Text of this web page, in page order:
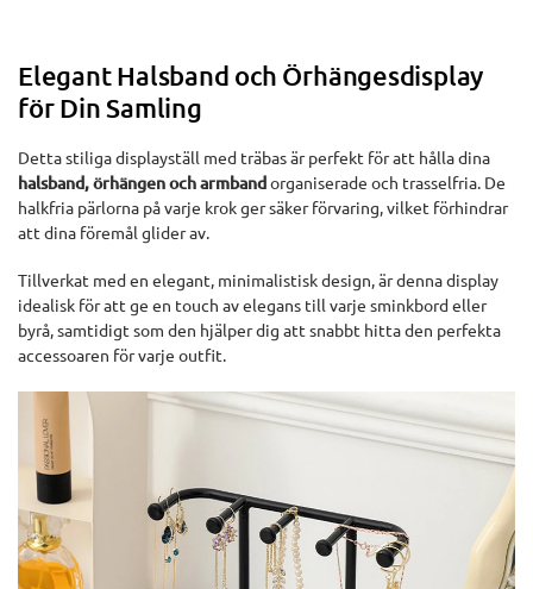
Elegant Halsband och Örhängesdisplay
för Din Samling
Detta stiliga displayställ med träbas är perfekt för att hålla dina
halsband, örhängen och armbandorganiserade och trasselfria. De
halkfria pärlorna på varje krok ger säker förvaring, vilket förhindrar
att dina föremål glider av.
Tillverkat med en elegant, minimalistisk design, är denna display
idealisk för att ge en touch av elegans till varje sminkbord eller
byrå, samtidigt som den hjälper dig att snabbt hitta den perfekta
accessoaren för varje outfit.